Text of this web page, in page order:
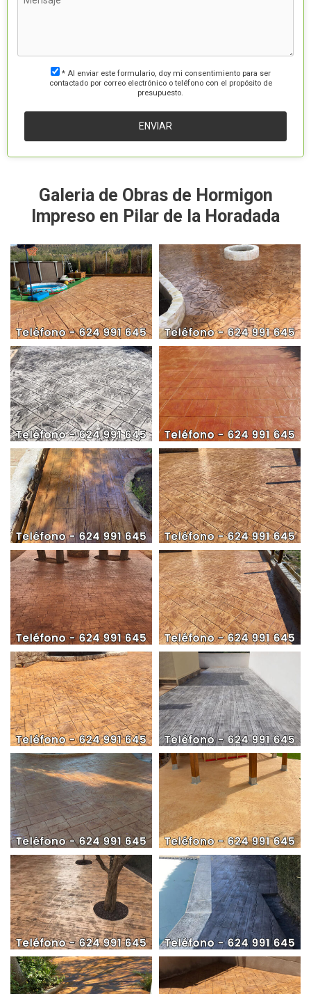
* Al enviar este formulario, doy mi consentimiento para ser
contactado por correo electrónico o teléfono con el propósito de
presupuesto.
Galeria de Obras de Hormigon
Impreso en Pilar de la Horadada